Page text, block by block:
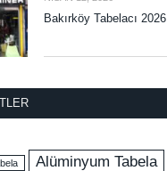
Bakırköy Tabelacı 2026
Alüminyum Tabela